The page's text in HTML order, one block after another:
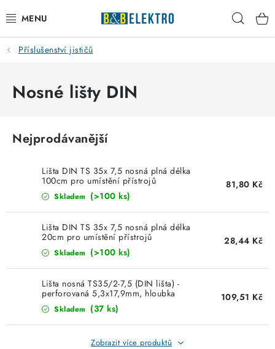
na
obsah
Reklamace / Vrácení zboží
Blog
VYTÁPĚNÍ
VYPÍNAČE
ELEKTROMATERIÁL
JISTIČE
ŽÁROVKY
Příslušenství jističů
Nosné lišty DIN
Nejprodávanější
Lišta DIN TS 35x 7,5 nosná plná délka
100cm pro umístění přístrojů
Skladem (>100 ks)
81,80 Kč
Lišta DIN TS 35x 7,5 nosná plná délka
20cm pro umístění přístrojů
Skladem (>100 ks)
28,44 Kč
Lišta nosná TS35/2-7,5 (DIN lišta) -
perforovaná 5,3x17,9mm, hloubka
7,5mm, 2m /1010402 10
Skladem (37 ks)
109,51 Kč
Zobrazit více produktů